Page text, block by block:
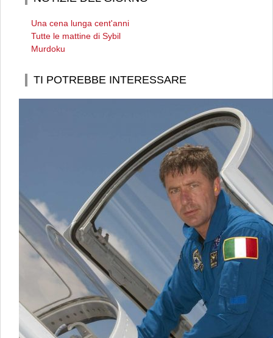
Una cena lunga cent'anni
Tutte le mattine di Sybil
Murdoku
TI POTREBBE INTERESSARE